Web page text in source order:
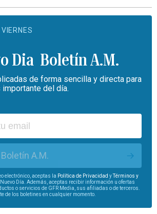
Boletín A.M.
de forma sencilla y directa para
del día.
A.M.
electrónico, aceptas la Política de Privacidad yTérminos y
Nuevo Día. Además, aceptas recibir información u ofertas
o servicios de GFR Media, sus afiliadas o de terceros.
de los boletines en cualquier momento.